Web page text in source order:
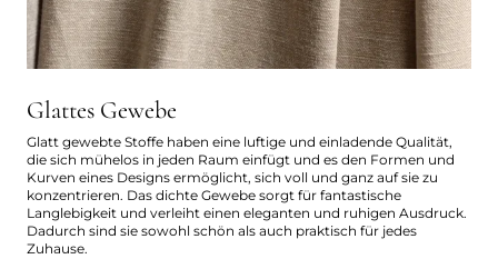
Glattes Gewebe
Glatt gewebte Stoffe haben eine luftige und einladende Qualität,
die sich mühelos in jeden Raum einfügt und es den Formen und
Kurven eines Designs ermöglicht, sich voll und ganz auf sie zu
konzentrieren. Das dichte Gewebe sorgt für fantastische
Langlebigkeit und verleiht einen eleganten und ruhigen Ausdruck.
Dadurch sind sie sowohl schön als auch praktisch für jedes
Zuhause.